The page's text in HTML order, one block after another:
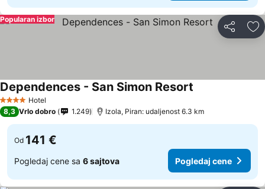
Deli
Popularan izbor
4 ZvezdiceHotel
Dependences - San Simon Resort
8,3 Vrlo dobro 1.249 Izola, Piran: udaljenost 6.3 km
Od 141 €
Pogledaj cene sa 6 sajtova Pogledaj cene